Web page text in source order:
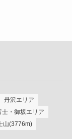
丹沢エリア
士・御坂エリア
山(3776m)